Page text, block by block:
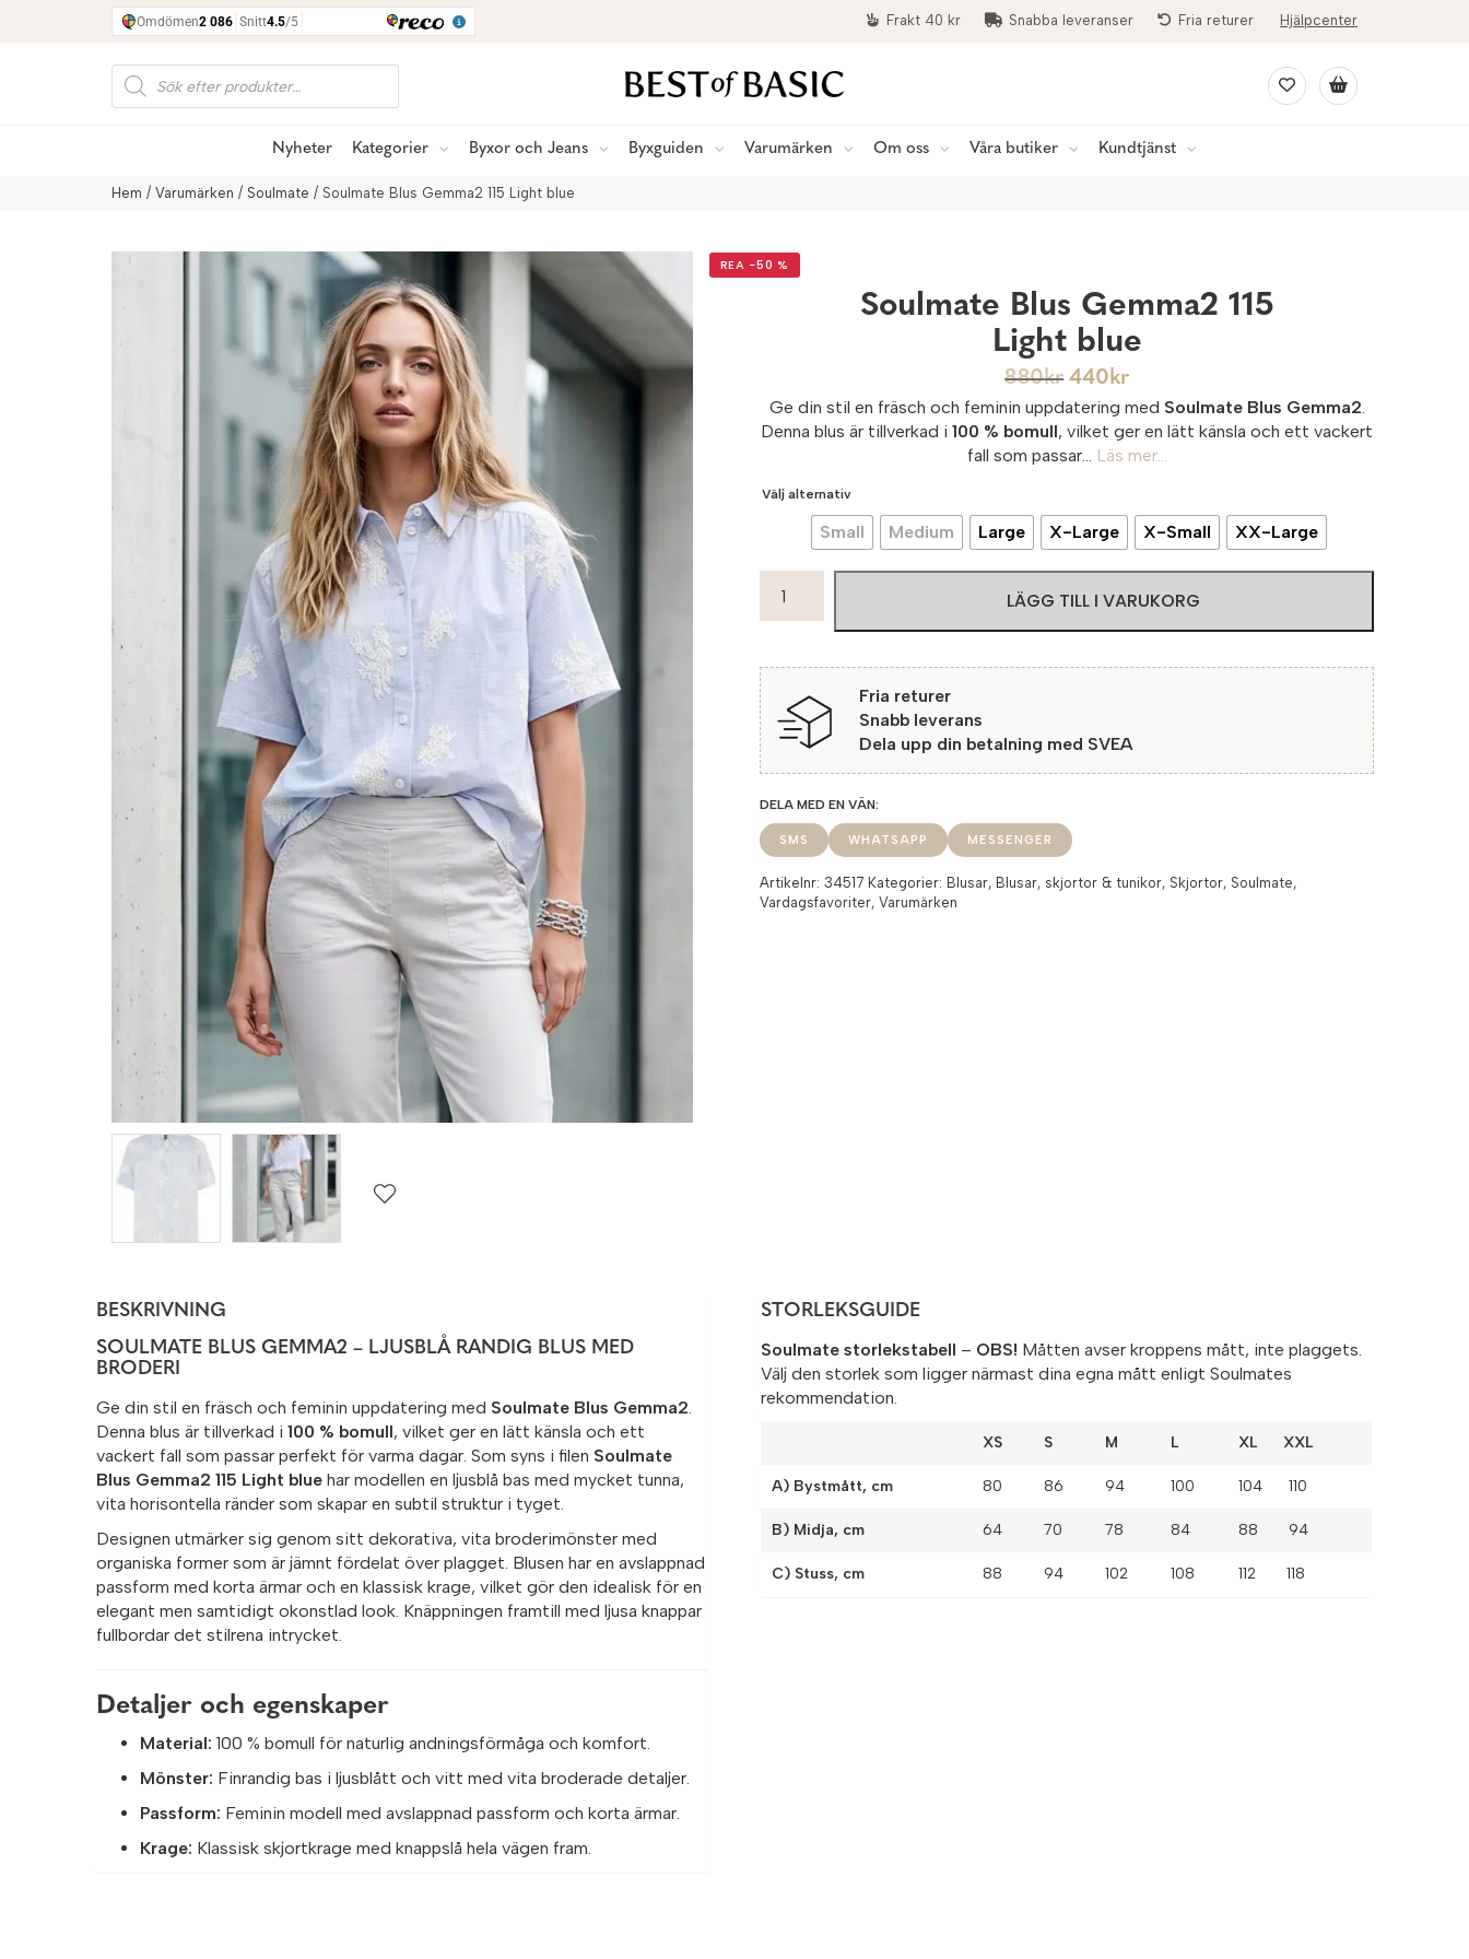
Frakt 40 kr Snabba leveranser Fria returer Hjälpcenter
Produktsökning
Nyheter Kategorier Byxor och Jeans Byxguiden Varumärken Om oss Våra butiker Kundtjänst
Hem / Varumärken / Soulmate / Soulmate Blus Gemma2 115 Light blue
REA −50 %
Soulmate Blus Gemma2 115
Light blue
880kr 440kr
Ge din stil en fräsch och feminin uppdatering med Soulmate Blus Gemma2.
Denna blus är tillverkad i100 % bomull, vilket ger en lätt känsla och ett vackert
fall som passar... Läs mer...
Välj alternativ
Small Medium Large X-Large X-Small XX-Large
Blus
Gemma2
Light
blue
mängd
LÄGG TILL I VARUKORG
Fria returer
Snabb leverans
Dela upp din betalning med SVEA
SMS WHATSAPP MESSENGER
Artikelnr: 34517 Kategorier: Blusar, Blusar, skjortor & tunikor, Skjortor, Soulmate,
Vardagsfavoriter,Varumärken
BESKRIVNING
SOULMATE BLUS GEMMA2 – LJUSBLÅ RANDIG BLUS MED
BRODERI
Ge din stil en fräsch och feminin uppdatering med Soulmate Blus Gemma2.
Denna blus är tillverkad i 100 % bomull, vilket ger en lätt känsla och ett
vackert fall som passar perfekt för varma dagar. Som syns i filen Soulmate
Blus Gemma2 115 Light blue har modellen en ljusblå bas med mycket tunna,
vita horisontella ränder som skapar en subtil struktur i tyget.
Designen utmärker sig genom sitt dekorativa, vita broderimönster med
organiska former som är jämnt fördelat över plagget. Blusen har en avslappnad
passform med korta ärmar och en klassisk krage, vilket gör den idealisk för en
elegant men samtidigt okonstlad look. Knäppningen framtill med ljusa knappar
fullbordar det stilrena intrycket.
Detaljer och egenskaper
Material: 100 % bomull för naturlig andningsförmåga och komfort.
Mönster: Finrandig bas i ljusblått och vitt med vita broderade detaljer.
Passform: Feminin modell med avslappnad passform och korta ärmar.
Krage: Klassisk skjortkrage med knappslå hela vägen fram.
STORLEKSGUIDE
Soulmate storlekstabell – OBS! Måtten avser kroppens mått, inte plaggets.
Välj den storlek som ligger närmast dina egna mått enligt Soulmates
rekommendation.
XS S M L XL XXL
A) Bystmått, cm 80 86 94 100 104 110
B) Midja, cm 64 70 78 84 88 94
C) Stuss, cm 88 94 102 108 112 118